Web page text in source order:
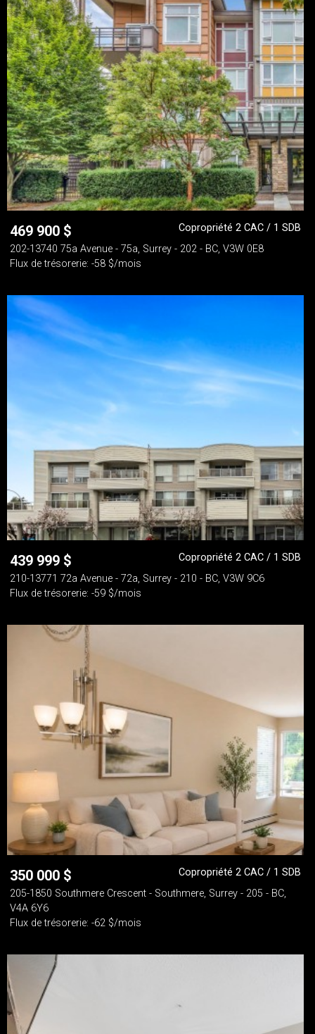
469 900 $
Copropriété 2 CAC / 1 SDB
202-13740 75a Avenue - 75a, Surrey - 202 - BC, V3W 0E8
Flux de trésorerie: -58 $/mois
439 999 $
Copropriété 2 CAC / 1 SDB
210-13771 72a Avenue - 72a, Surrey - 210 - BC, V3W 9C6
Flux de trésorerie: -59 $/mois
350 000 $
Copropriété 2 CAC / 1 SDB
205-1850 Southmere Crescent - Southmere, Surrey - 205 - BC,
V4A 6Y6
Flux de trésorerie: -62 $/mois